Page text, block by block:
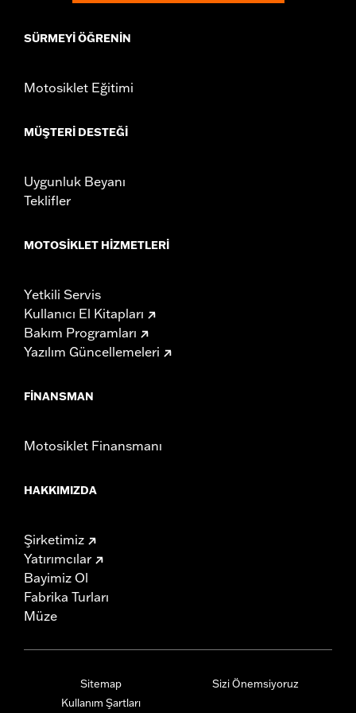
SÜRMEYI ÖĞRENIN
Motosiklet Eğitimi
MÜŞTERI DESTEĞI
Uygunluk Beyanı
Teklifler
MOTOSIKLET HIZMETLERI
Yetkili Servis
Kullanıcı El Kitapları
Bakım Programları
Yazılım Güncellemeleri
FINANSMAN
Motosiklet Finansmanı
HAKKIMIZDA
Şirketimiz
Yatırımcılar
Bayimiz Ol
Fabrika Turları
Müze
Sitemap
Kullanım Şartları
Sizi Önemsiyoruz